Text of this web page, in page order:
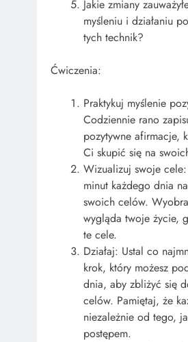
Jakie zmiany
myśleniu i działaniu
tych technik?
Ćwiczenia:
Praktykuj myślenie
Codziennie rano
pozytywne afirmacje,
Ci skupić się na
Wizualizuj swoje
minut każdego dnia
swoich celów.
wygląda twoje życie,
te cele.
Działaj: Ustal co
krok, który możesz
dnia, aby zbliżyć się
celów. Pamiętaj, że
niezależnie od tego,
postępem.